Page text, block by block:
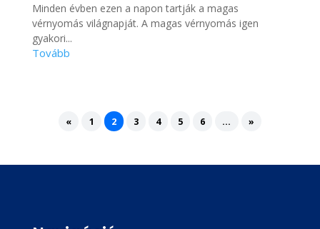
Minden évben ezen a napon tartják a magas
vérnyomás világnapját. A magas vérnyomás igen
gyakori...
« 1 2 3 4 5 6 ... »